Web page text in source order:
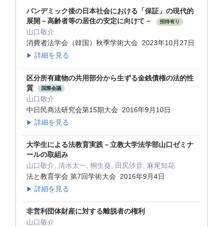
パンデミック後の日本社会における「保証」の現代的
展開－高齢者等の居住の安定に向けて－
招待有り
山口敬介
消費者法学会（韓国）秋季学術大会 2023年10月27日
▶ 詳細を見る
区分所有建物の共用部分から生ずる金銭債権の法的性
質
国際会議
山口敬介
中日民商法研究会第15期大会 2016年9月10日
▶ 詳細を見る
大学生による法教育実践－立教大学法学部山口ゼミナ
ールの取組み
山口敬介, 清水太一, 桐生葵, 田尻汐音, 麻尾知花
法と教育学会 第7回学術大会 2016年9月4日
▶ 詳細を見る
非営利団体財産に対する離脱者の権利
山口敬介